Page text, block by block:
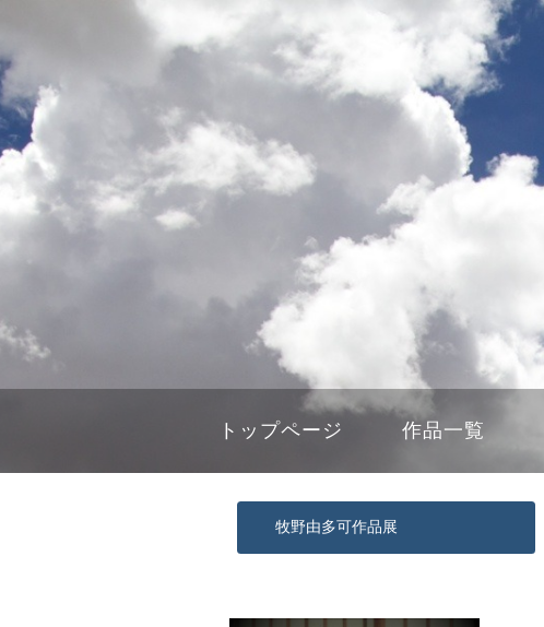
トップページ 作品一覧
牧野由多可作品展